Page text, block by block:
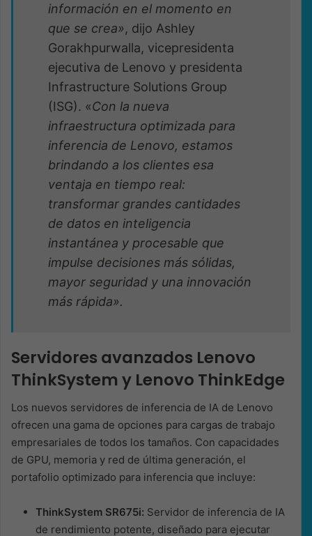
información en el momento en
que se crea», dijo Ashley
Gorakhpurwalla, vicepresidenta
ejecutiva de Lenovo y presidenta
Infrastructure Solutions Group
(ISG). «Con la nueva
infraestructura optimizada para
inferencia de Lenovo, estamos
brindando a los clientes esa
ventaja en tiempo real:
transformar grandes cantidades
de datos en inteligencia
instantánea y procesable que
impulse decisiones más sólidas,
mayor seguridad y una innovación
más rápida».
Servidores avanzados Lenovo
ThinkSystem y Lenovo ThinkEdge
Los nuevos servidores de inferencia de IA de Lenovo
ofrecen una gama de opciones para cargas de trabajo
empresariales de todos los tamaños. Con capacidades
de GPU, memoria y red de última generación, el
portafolio optimizado para inferencia que incluye:
ThinkSystem SR675i: Servidor de inferencia de IA
de rendimiento potente, diseñado para ejecutar